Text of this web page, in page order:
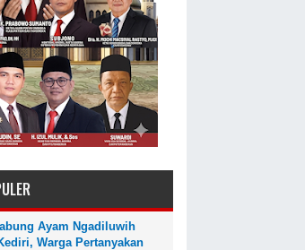
Ayam Ngadiluwih
Warga Pertanyakan